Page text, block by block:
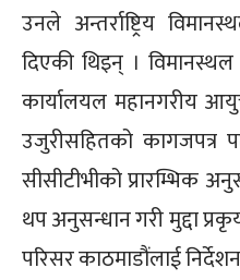
उनले अन्तर्राष्ट्रिय
दिएकी थिइन् ।
कार्यालयल महानगरीय
उजुरीसहितको कागजपत्र
सीसीटीभीको प्रारम्भिक
थप अनुसन्धान गरी मुद्दा
परिसर काठमाडौंलाई